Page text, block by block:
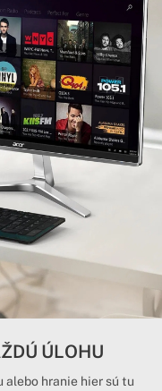
ÚLOHU
hranie hier sú tu